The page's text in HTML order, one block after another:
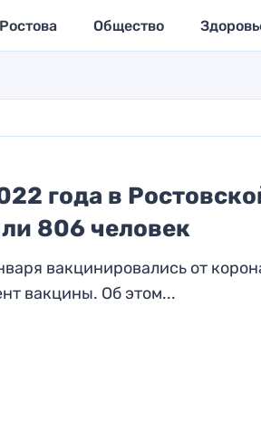
Общество
года в
806 человек
вакцинировались от
вакцины. Об этом...